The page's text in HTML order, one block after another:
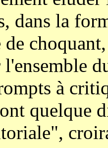
dans la
à
quelque